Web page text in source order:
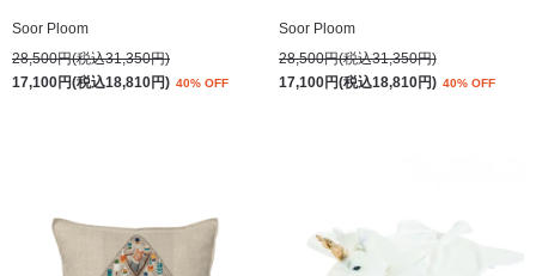
Soor Ploom
28,500円(税込31,350円)
17,100円(税込18,810円) 40% OFF
Soor Ploom
28,500円(税込31,350円)
17,100円(税込18,810円) 40% OFF